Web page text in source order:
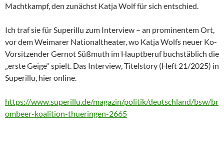
Machtkampf, den zunächst Katja Wolf für sich entschied.
Ich traf sie für Superillu zum Interview – an prominentem Ort,
vor dem Weimarer Nationaltheater, wo Katja Wolfs neuer Ko-
Vorsitzender Gernot Süßmuth im Hauptberuf buchstäblich die
„erste Geige“ spielt. Das Interview, Titelstory (Heft 21/2025) in
Superillu, hier online.
https://www.superillu.de/magazin/politik/deutschland/bsw/br
ombeer-koalition-thueringen-2665